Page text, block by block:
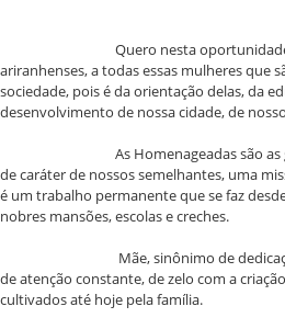
Quero nesta oportunidade,
ariranhenses, a todas essas mulheres que
sociedade, pois é da orientação delas, da
desenvolvimento de nossa cidade, de
As Homenageadas são as
de caráter de nossos semelhantes, uma
é um trabalho permanente que se faz
nobres mansões, escolas e creches.
Mãe, sinônimo de dedicação,
de atenção constante, de zelo com a
cultivados até hoje pela família.